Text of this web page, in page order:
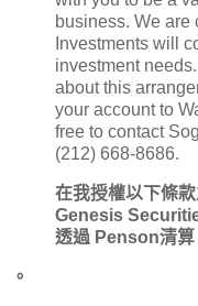
business. We are
Investments will
investment
about this
your account to
free to contact
(212) 668-8686.
在我授權以下條
Genesis
透過 Penson清算
。